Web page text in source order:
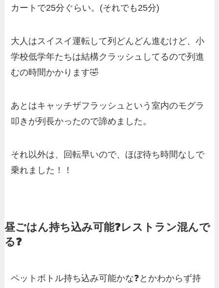
カートで25分ぐらい。(それでも25分)
大人はスイスイ運転して列どんどん進むけど、小
学校低学年たちは結構クラッシュしてるので列進
むの時間かかります🤣
あとはキャッチザフラッシュという室内のモグラ
叩きが列長かったので諦めました。
それ以外は、回転早いので、ほぼ待ち時間なしで
乗れました！！
昼ごはん持ち込み可能❓レストラン混んで
る❓
ペットボトル持ち込み可能かな❓とかわからず持